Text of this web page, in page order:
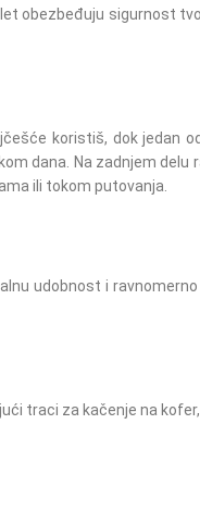
obezbeđuju sigurnost
koristiš, dok jedan
dana. Na zadnjem
ili tokom putovanja.
udobnost i
traci za kačenje na